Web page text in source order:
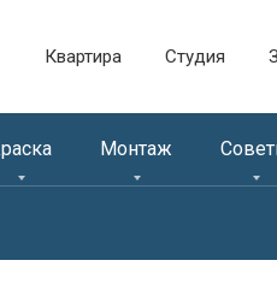
Квартира Студия
Монтаж